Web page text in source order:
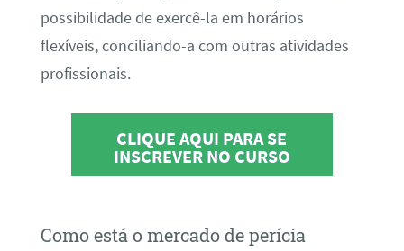
possibilidade de exercê-la em horários
flexíveis, conciliando-a com outras atividades
profissionais.
CLIQUE AQUI PARA SE
INSCREVER NO CURSO
Como está o mercado de perícia